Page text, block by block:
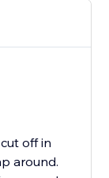
off in
around.